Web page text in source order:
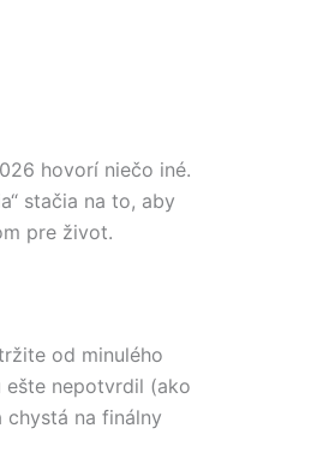
hovorí niečo iné.
stačia na to, aby
pre život.
od minulého
nepotvrdil (ako
chystá na finálny